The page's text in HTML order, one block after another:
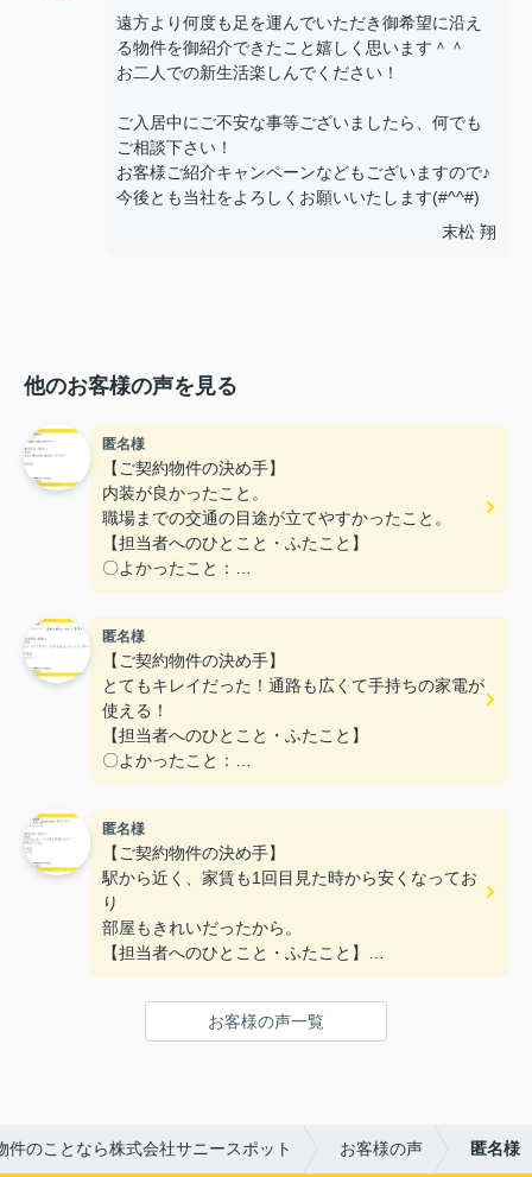
遠方より何度も足を運んでいただき御希望に沿え
る物件を御紹介できたこと嬉しく思います＾＾
お二人での新生活楽しんでください！
ご入居中にご不安な事等ございましたら、何でも
ご相談下さい！
お客様ご紹介キャンペーンなどもございますので♪
今後とも当社をよろしくお願いいたします(#^^#)
末松 翔
他のお客様の声を見る
匿名様
【ご契約物件の決め手】
内装が良かったこと。
職場までの交通の目途が立てやすかったこと。
【担当者へのひとこと・ふたこと】
〇よかったこと：
こまかい所まで丁寧な対応をありがとうございまし
た。
〇悪かったこと：
匿名様
【ご契約物件の決め手】
とてもキレイだった！通路も広くて手持ちの家電が
使える！
【担当者へのひとこと・ふたこと】
〇よかったこと：
対応がとてもやわらかく、不なれな私たちにとって
とても安心できた。
〇悪かったこと：
とくになし！
匿名様
【ご契約物件の決め手】
駅から近く、家賃も1回目見た時から安くなってお
り
部屋もきれいだったから。
【担当者へのひとこと・ふたこと】
〇よかったこと：
何も分からない私達に一から丁寧に説明をしていた
だき、ありがとうございます。
お客様の声一覧
のことなら株式会社サニースポット お客様の声 匿名様